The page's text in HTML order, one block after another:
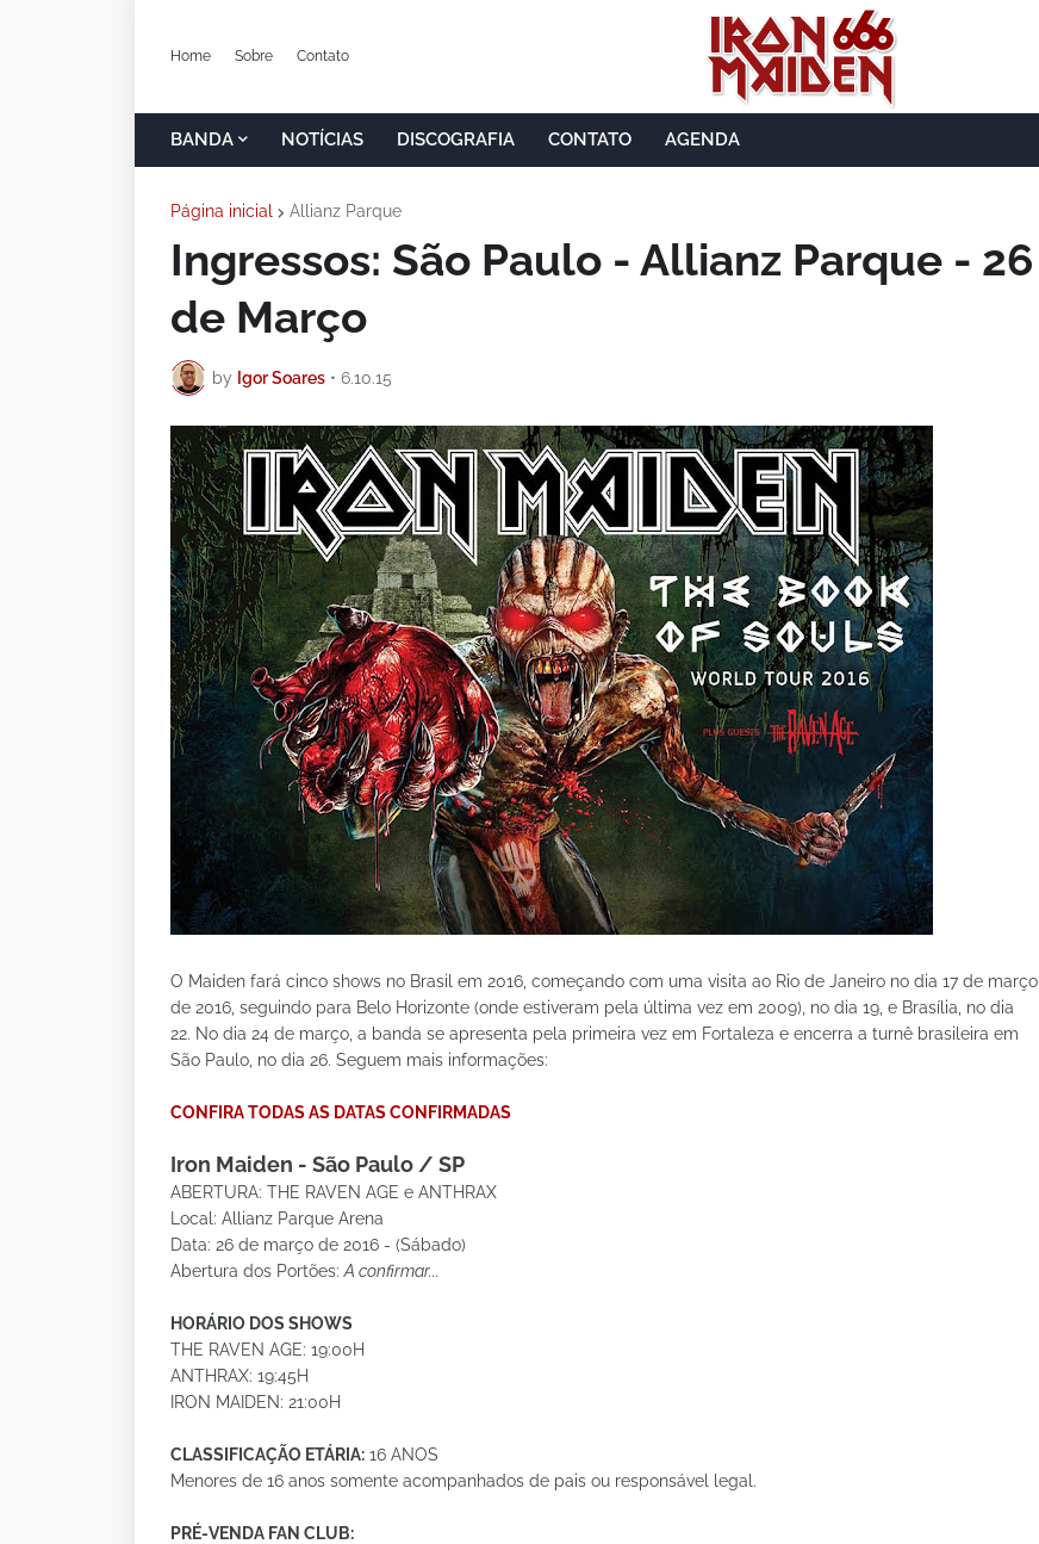
Home Sobre Contato
BANDA NOTÍCIAS DISCOGRAFIA CONTATO AGENDA
Página inicial Allianz Parque
Ingressos: São Paulo - Allianz Parque - 26
de Março
by Igor Soares • 6.10.15
O Maiden fará cinco shows no Brasil em 2016, começando com uma visita ao Rio de Janeiro no dia 17 de março
de 2016, seguindo para Belo Horizonte (onde estiveram pela última vez em 2009), no dia 19, e Brasília, no dia
22. No dia 24 de março, a banda se apresenta pela primeira vez em Fortaleza e encerra a turnê brasileira em
São Paulo, no dia 26. Seguem mais informações:
CONFIRA TODAS AS DATAS CONFIRMADAS
Iron Maiden - São Paulo / SP
ABERTURA: THE RAVEN AGE e ANTHRAX
Local: Allianz Parque Arena
Data: 26 de março de 2016 - (Sábado)
Abertura dos Portões:A confirmar...
HORÁRIO DOS SHOWS
THE RAVEN AGE: 19:00H
ANTHRAX: 19:45H
IRON MAIDEN: 21:00H
CLASSIFICAÇÃO ETÁRIA: 16 ANOS
Menores de 16 anos somente acompanhados de pais ou responsável legal.
PRÉ-VENDA FAN CLUB: